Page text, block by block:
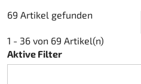
69 Artikel gefunden
1 - 36 von 69 Artikel(n)
Aktive Filter